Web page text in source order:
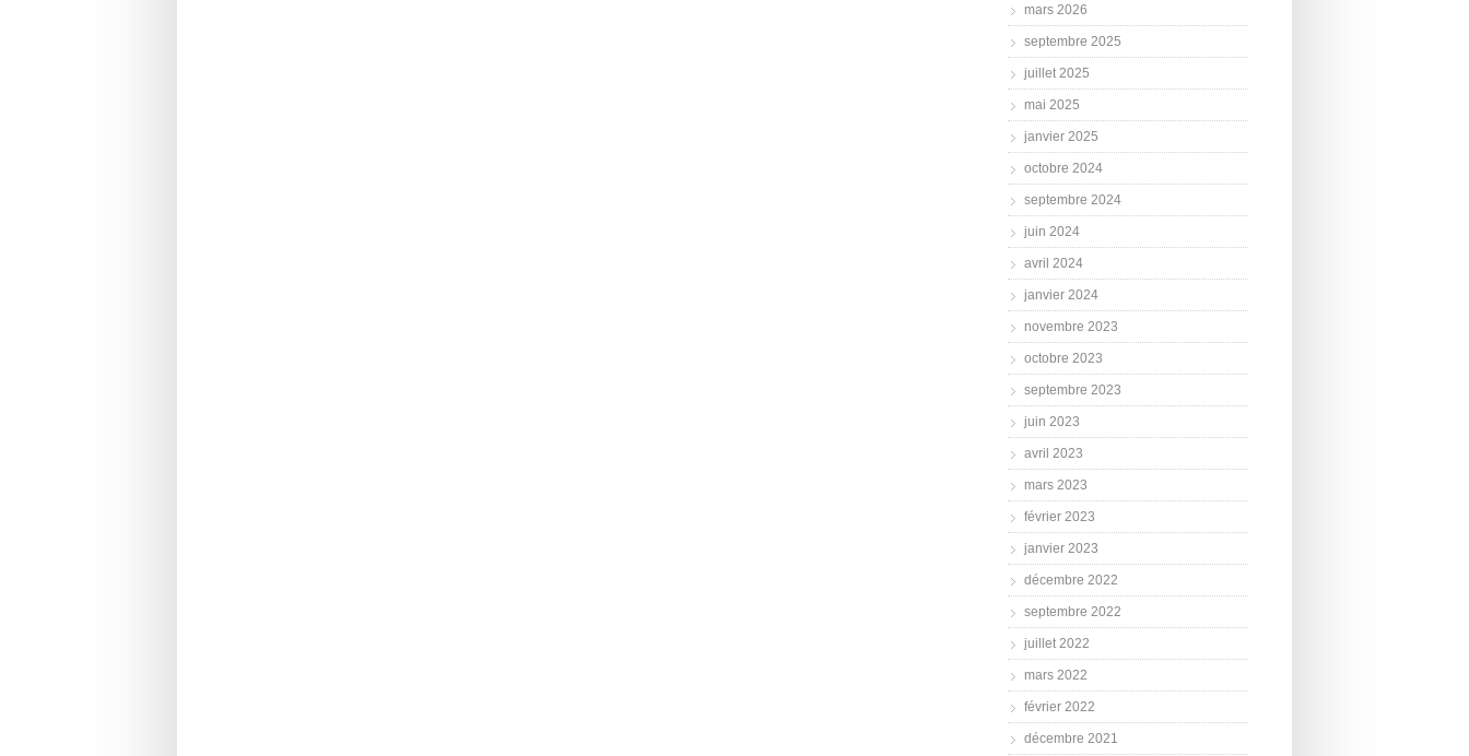
mars 2026
septembre 2025
juillet 2025
mai 2025
janvier 2025
octobre 2024
septembre 2024
juin 2024
avril 2024
janvier 2024
novembre 2023
octobre 2023
septembre 2023
juin 2023
avril 2023
mars 2023
février 2023
janvier 2023
décembre 2022
septembre 2022
juillet 2022
mars 2022
février 2022
décembre 2021